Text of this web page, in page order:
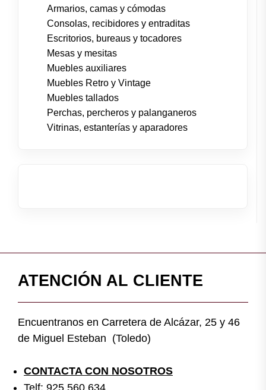
Armarios, camas y cómodas
Consolas, recibidores y entraditas
Escritorios, bureaus y tocadores
Mesas y mesitas
Muebles auxiliares
Muebles Retro y Vintage
Muebles tallados
Perchas, percheros y palanganeros
Vitrinas, estanterías y aparadores
ATENCIÓN AL CLIENTE
Encuentranos en Carretera de Alcázar, 25 y 46
de Miguel Esteban (Toledo)
CONTACTA CON NOSOTROS